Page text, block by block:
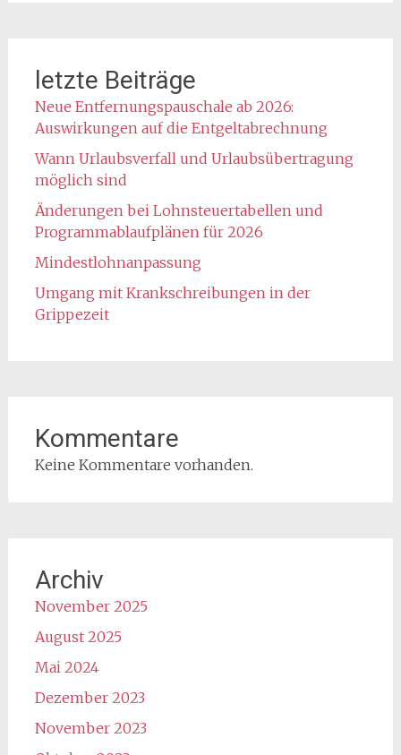
letzte Beiträge
Neue Entfernungspauschale ab 2026:
Auswirkungen auf die Entgeltabrechnung
Wann Urlaubsverfall und Urlaubsübertragung
möglich sind
Änderungen bei Lohnsteuertabellen und
Programmablaufplänen für 2026
Mindestlohnanpassung
Umgang mit Krankschreibungen in der
Grippezeit
Kommentare
Keine Kommentare vorhanden.
Archiv
November 2025
August 2025
Mai 2024
Dezember 2023
November 2023